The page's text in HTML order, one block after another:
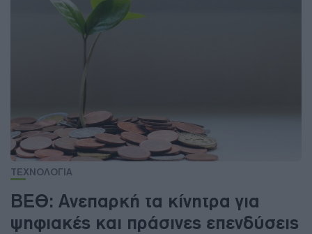
ΤΕΧΝΟΛΟΓΙΑ
ΒΕΘ: Ανεπαρκή τα κίνητρα για
ψηφιακές και πράσινες επενδύσεις